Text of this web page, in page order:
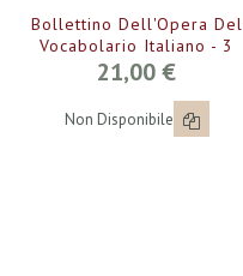
Bollettino Dell'Opera Del
Vocabolario Italiano - 3
21,00 €
Non Disponibile